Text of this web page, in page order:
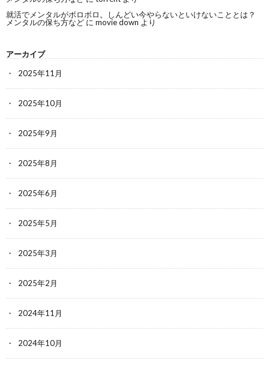
就活でメンタルがボロボロ。しんどい今やらないといけないこととは？
メンタルの保ち方など に movie down より
アーカイブ
2025年11月
2025年10月
2025年9月
2025年8月
2025年6月
2025年5月
2025年3月
2025年2月
2024年11月
2024年10月